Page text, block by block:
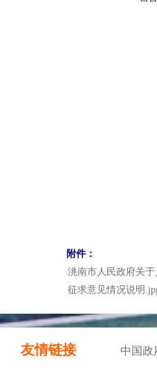
附件：
洮南市人民政府关
征求意见情况说明
友情链接 中国政